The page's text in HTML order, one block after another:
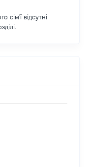
сім'ї відсутні